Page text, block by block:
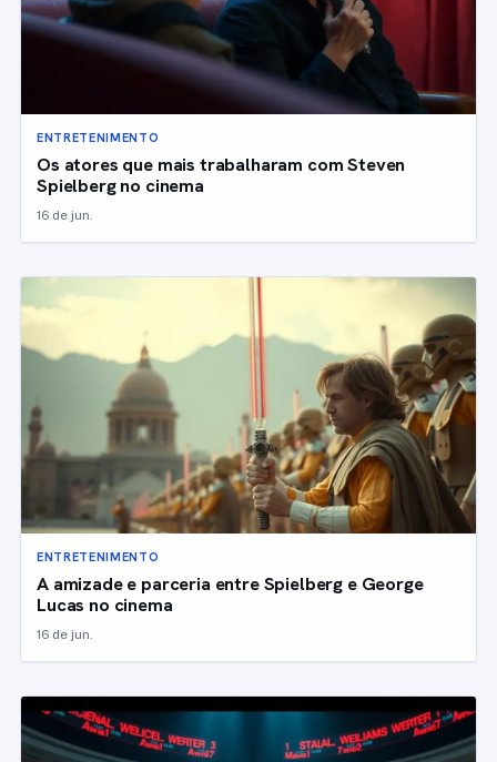
ENTRETENIMENTO
Os atores que mais trabalharam com Steven
Spielberg no cinema
16 de jun.
ENTRETENIMENTO
A amizade e parceria entre Spielberg e George
Lucas no cinema
16 de jun.